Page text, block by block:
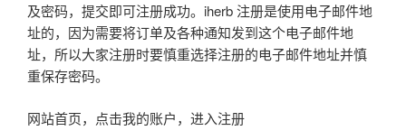
及密码，提交即可注册成功。iherb 注册是使用电子邮件地
址的，因为需要将订单及各种通知发到这个电子邮件地
址，所以大家注册时要慎重选择注册的电子邮件地址并慎
重保存密码。
网站首页，点击我的账户，进入注册